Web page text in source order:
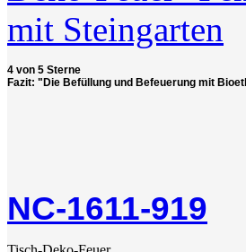
4 von 5 Sterne
Fazit: "Die Befüllung und Befeuerung mit
NC-1611-919